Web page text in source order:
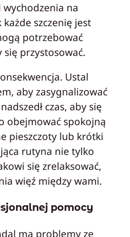
wychodzenia na
szczenię jest
potrzebować
się przystosować.
Ustal
aby zasygnalizować
czas, aby się
obejmować spokojną
pieszczoty lub krótki
rutyna nie tylko
się zrelaksować,
więź między wami.
pomocy
ma problemy ze